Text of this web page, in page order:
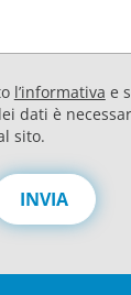
l’informativa e
dati è
sito.
INVIA